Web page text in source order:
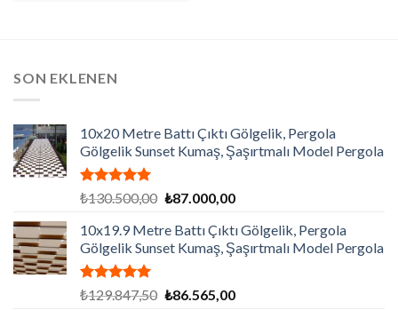
SON EKLENEN
10x20 Metre Battı Çıktı Gölgelik, Pergola
Gölgelik Sunset Kumaş, Şaşırtmalı Model Pergola
5 üzerinden
aldı
₺130.500,00 Orijinal
₺130.500,00.
₺87.000,00Şu
fiyat:
₺87.000,00.
10x19.9 Metre Battı Çıktı Gölgelik, Pergola
Gölgelik Sunset Kumaş, Şaşırtmalı Model Pergola
5 üzerinden
₺129.847,50 Orijinal
₺86.565,00Şu